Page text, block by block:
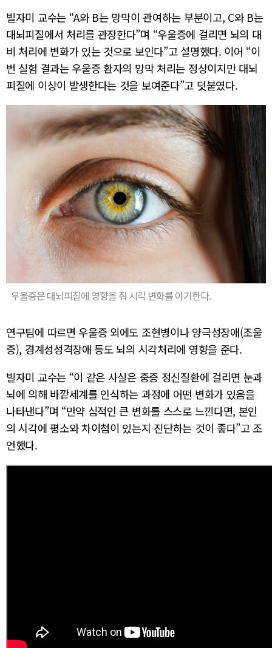
빌자미 교수는 “A와 B는 망막이 관여하는 부분이고, C와 B는
대뇌피질에서 처리를 관장한다”며 “우울증에 걸리면 뇌의 대
비 처리에 변화가 있는 것으로 보인다”고 설명했다. 이어 “이
번 실험 결과는 우울증 환자의 망막 처리는 정상이지만 대뇌
피질에 이상이 발생한다는 것을 보여준다”고 덧붙였다.
우울증은 대뇌피질에 영향을 줘 시각 변화를 야기한다.
연구팀에 따르면 우울증 외에도 조현병이나 양극성장애(조울
증), 경계성성격장애 등도 뇌의 시각처리에 영향을 준다.
빌자미 교수는 “이 같은 사실은 중증 정신질환에 걸리면 눈과
뇌에 의해 바깥세계를 인식하는 과정에 어떤 변화가 있음을
나타낸다”며 “만약 심적인 큰 변화를 스스로 느낀다면, 본인
의 시각에 평소와 차이첨이 있는지 진단하는 것이 좋다”고 조
언했다.